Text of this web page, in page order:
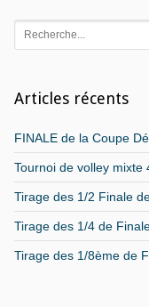
Articles récents
FINALE de la Coupe
Tournoi de volley mixte
Tirage des 1/2 Finale
Tirage des 1/4 de
Tirage des 1/8ème de